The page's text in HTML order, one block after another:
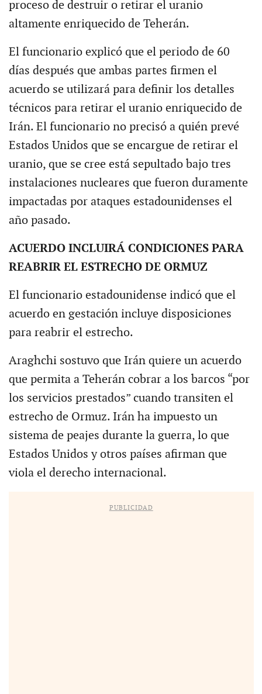
proceso de destruir o retirar el uranio
altamente enriquecido de Teherán.
El funcionario explicó que el periodo de 60
días después que ambas partes firmen el
acuerdo se utilizará para definir los detalles
técnicos para retirar el uranio enriquecido de
Irán. El funcionario no precisó a quién prevé
Estados Unidos que se encargue de retirar el
uranio, que se cree está sepultado bajo tres
instalaciones nucleares que fueron duramente
impactadas por ataques estadounidenses el
año pasado.
ACUERDO INCLUIRÁ CONDICIONES PARA
REABRIR EL ESTRECHO DE ORMUZ
El funcionario estadounidense indicó que el
acuerdo en gestación incluye disposiciones
para reabrir el estrecho.
Araghchi sostuvo que Irán quiere un acuerdo
que permita a Teherán cobrar a los barcos “por
los servicios prestados” cuando transiten el
estrecho de Ormuz. Irán ha impuesto un
sistema de peajes durante la guerra, lo que
Estados Unidos y otros países afirman que
viola el derecho internacional.
PUBLICIDAD